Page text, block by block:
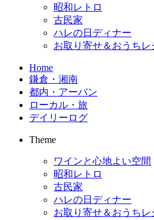
昭和レトロ
古民家
ハレの日ディナー
お取り寄せ＆おうちレ
Home
鎌倉・湘南
都内・アーバン
ローカル・旅
デイリーログ
Theme
ワインと心地よい空間
昭和レトロ
古民家
ハレの日ディナー
お取り寄せ＆おうちレ